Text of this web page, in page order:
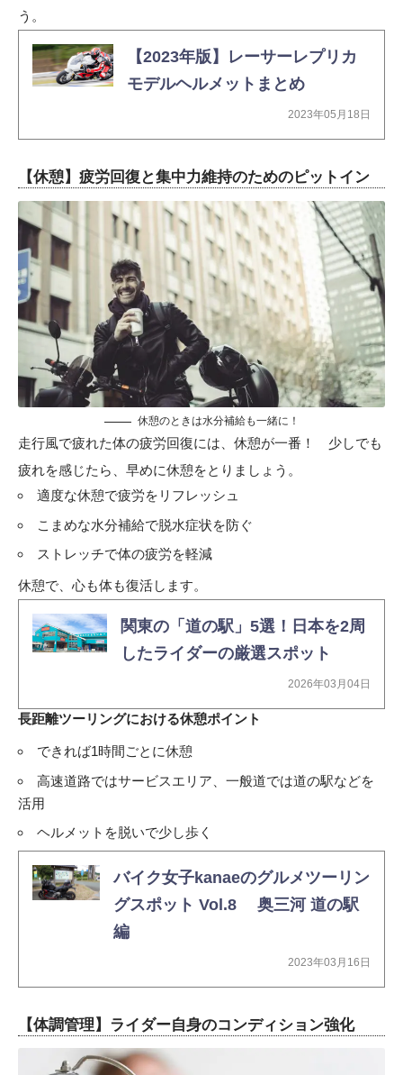
う。
【2023年版】レーサーレプリカ
モデルヘルメットまとめ
2023年05月18日
【休憩】疲労回復と集中力維持のためのピットイン
休憩のときは水分補給も一緒に！
走行風で疲れた体の疲労回復には、休憩が一番！ 少しでも
疲れを感じたら、早めに休憩をとりましょう。
適度な休憩で疲労をリフレッシュ
こまめな水分補給で脱水症状を防ぐ
ストレッチで体の疲労を軽減
休憩で、心も体も復活します。
関東の「道の駅」5選！日本を2周
したライダーの厳選スポット
2026年03月04日
長距離ツーリングにおける休憩ポイント
できれば1時間ごとに休憩
高速道路ではサービスエリア、一般道では道の駅などを
活用
ヘルメットを脱いで少し歩く
バイク女子kanaeのグルメツーリン
グスポット Vol.8 奥三河 道の駅
編
2023年03月16日
【体調管理】ライダー自身のコンディション強化